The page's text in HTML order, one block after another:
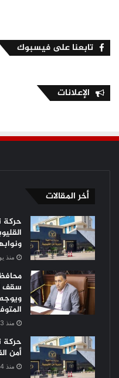
تابعنا على فيسبوك
الإعلانات
أخر المقالات
حركة
منذ
سقف
منذ 3 أيام
حركة
أمن
منذ 4 أيام